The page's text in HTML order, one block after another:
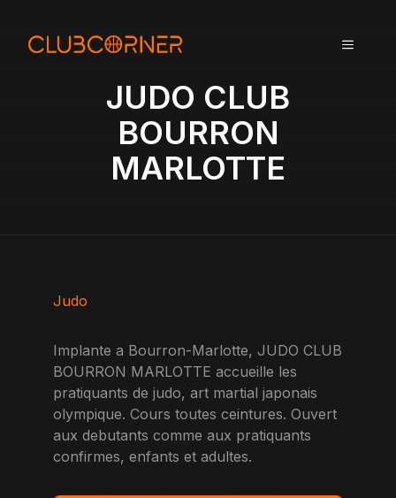
MENU
JUDO CLUB
BOURRON
MARLOTTE
Judo
Implante a Bourron-Marlotte, JUDO CLUB
BOURRON MARLOTTE accueille les
pratiquants de judo, art martial japonais
olympique. Cours toutes ceintures. Ouvert
aux debutants comme aux pratiquants
confirmes, enfants et adultes.